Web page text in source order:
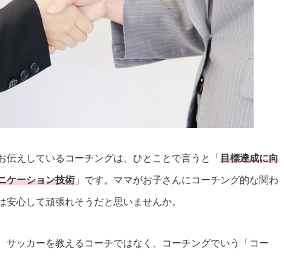
伝えしているコーチングは、ひとことで言うと「 目標達成に向
ケーション技術 」です。ママがお子さんにコーチング的な関わ
心して頑張れそうだと思いませんか。
サッカーを教えるコーチではなく、コーチングでいう「コー